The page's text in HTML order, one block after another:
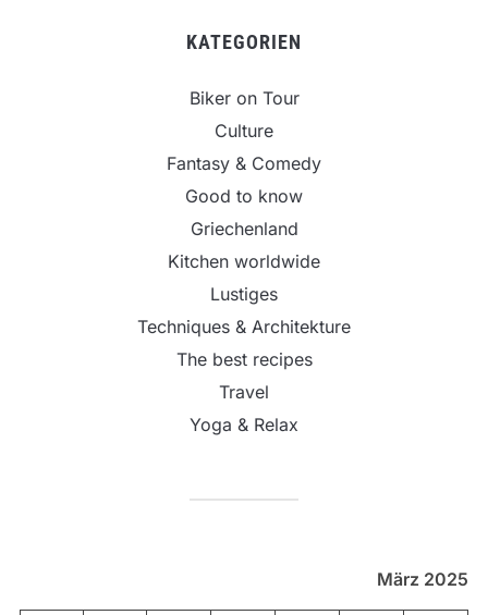
KATEGORIEN
Biker on Tour
Culture
Fantasy & Comedy
Good to know
Griechenland
Kitchen worldwide
Lustiges
Techniques & Architekture
The best recipes
Travel
Yoga & Relax
März 2025